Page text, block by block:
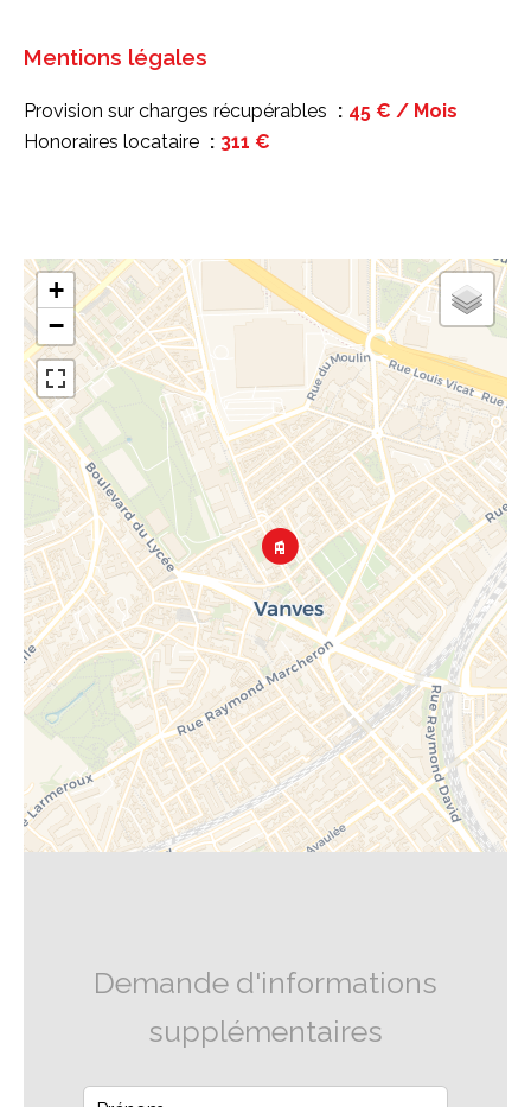
Mentions légales
Provision sur charges récupérables
45 € / Mois
Honoraires locataire
311 €
+
−
Demande d'informations
supplémentaires